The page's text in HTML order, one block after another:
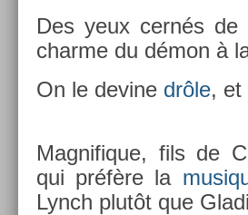
Des yeux cernés de
char­me du démon à
On le de­vine drôle, et
Mag­nifique, fils de
qui préfère la
Lynch plutôt que